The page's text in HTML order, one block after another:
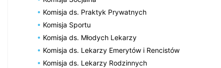
Komisja ds. Praktyk Prywatnych
Komisja Sportu
Komisja ds. Młodych Lekarzy
Komisja ds. Lekarzy Emerytów i Rencistów
Komisja ds. Lekarzy Rodzinnych